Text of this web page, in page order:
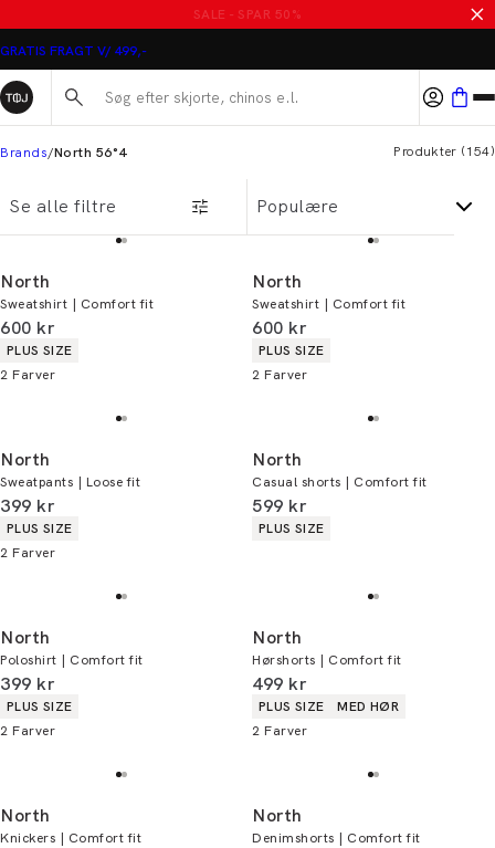
MASSER AF VARER PÅ UDSALG
GRATIS FRAGT V/ 499,-
Søg her...
Brands North 56°4 Produkter (154)
Se alle filtre
North
Sweatshirt | Comfort fit
I alt (inkl. rabat)
600 kr
Produkt egenskaber
PLUS SIZE
2 Farver
North
Sweatshirt | Comfort fit
I alt (inkl. rabat)
600 kr
Produkt egenskaber
PLUS SIZE
2 Farver
North
Sweatpants | Loose fit
I alt (inkl. rabat)
399 kr
Produkt egenskaber
PLUS SIZE
2 Farver
North
Casual shorts | Comfort fit
I alt (inkl. rabat)
599 kr
Produkt egenskaber
PLUS SIZE
North
Poloshirt | Comfort fit
I alt (inkl. rabat)
399 kr
Produkt egenskaber
PLUS SIZE
2 Farver
North
Hørshorts | Comfort fit
I alt (inkl. rabat)
499 kr
Produkt egenskaber
PLUS SIZE
MED HØR
2 Farver
North
Knickers | Comfort fit
North
Denimshorts | Comfort fit